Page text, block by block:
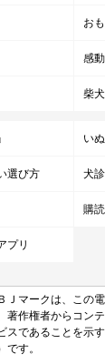
お
感動
柴犬
い
選び方 犬
購
プリ
Ｊマークは、この
著作権者からコン
スであることを示
です。